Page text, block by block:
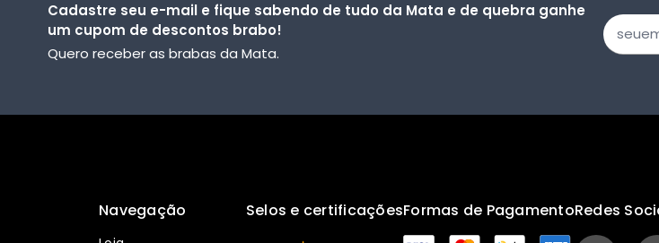
Cadastre seu e-mail e fique sabendo de tudo da Mata e de quebra ganhe
um cupom de descontos brabo!
Quero receber as brabas da Mata.
Navegação Selos e certificaçõesFormas de PagamentoRedes